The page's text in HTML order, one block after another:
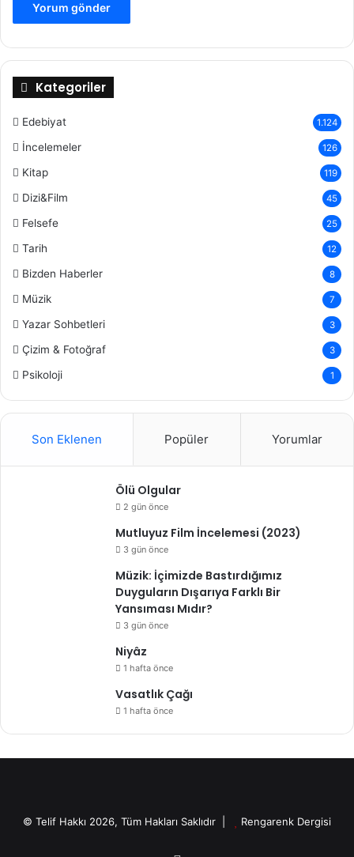
Kategoriler
Edebiyat 1.124
İncelemeler 126
Kitap 119
Dizi&Film 45
Felsefe 25
Tarih 12
Bizden Haberler 8
Müzik 7
Yazar Sohbetleri 3
Çizim & Fotoğraf 3
Psikoloji 1
Son Eklenen Popüler Yorumlar
Ölü Olgular
2 gün önce
Mutluyuz Film İncelemesi (2023)
3 gün önce
Müzik: İçimizde Bastırdığımız
Duyguların Dışarıya Farklı Bir
Yansıması Mıdır?
3 gün önce
Niyâz
1 hafta önce
Vasatlık Çağı
1 hafta önce
© Telif Hakkı 2026, Tüm Hakları Saklıdır | Rengarenk Dergisi